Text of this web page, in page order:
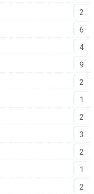
2
6
4
9
2
1
2
3
2
1
2